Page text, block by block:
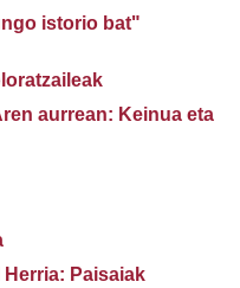
istorio bat"
aurrean: Keinua eta
Paisaiak